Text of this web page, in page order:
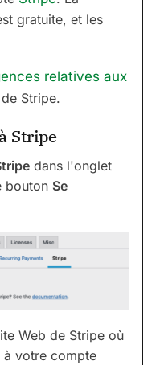
gratuite, et les
relatives aux
de Stripe.
Stripe
dans l'onglet
bouton Se
Web de Stripe où
votre compte